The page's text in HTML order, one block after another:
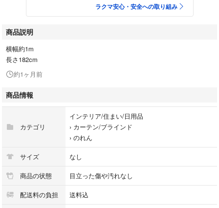
ラクマ安心・安全への取り組み
商品説明
横幅約1m
長さ182cm
約1ヶ月前
商品情報
カテゴリ
インテリア/住まい/日用品
› カーテン/ブラインド
› のれん
サイズ なし
商品の状態 目立った傷や汚れなし
配送料の負担 送料込